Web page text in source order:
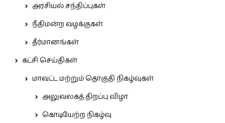
அரசியல் சந்திப்புகள்
நீதிமன்ற வழக்குகள்
தீர்மானங்கள்
கட்சி செய்திகள்
மாவட்ட மற்றும் தொகுதி நிகழ்வுகள்
அலுவலகத் திறப்பு விழா
கொடியேற்ற நிகழ்வு